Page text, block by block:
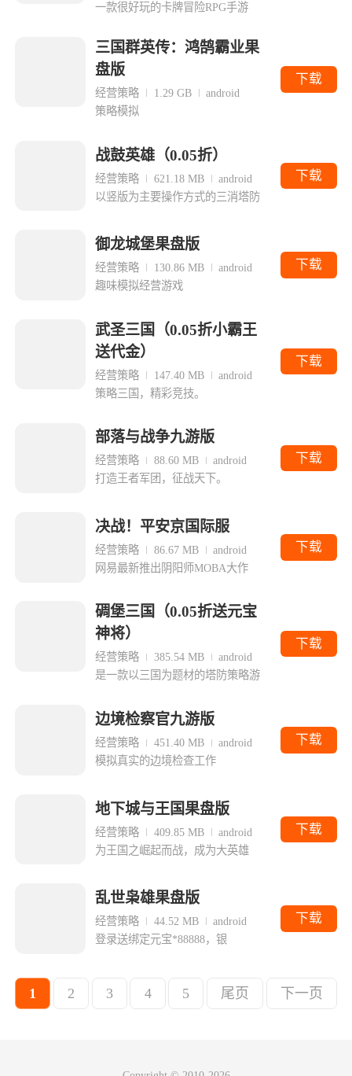
一款很好玩的卡牌冒险RPG手游
三国群英传：鸿鹄霸业果
盘版
经营策略 1.29 GB
android
策略模拟
下载
战鼓英雄（0.05折）
经营策略 621.18 MB
android
以竖版为主要操作方式的三消塔防
下载
御龙城堡果盘版
经营策略 130.86 MB
android
趣味模拟经营游戏
下载
武圣三国（0.05折小霸王
送代金）
经营策略 147.40 MB
android
策略三国，精彩竞技。
下载
部落与战争九游版
经营策略 88.60 MB
android
打造王者军团，征战天下。
下载
决战！平安京国际服
经营策略 86.67 MB
android
网易最新推出阴阳师MOBA大作
下载
碉堡三国（0.05折送元宝
神将）
经营策略 385.54 MB
android
是一款以三国为题材的塔防策略游
下载
边境检察官九游版
经营策略 451.40 MB
android
模拟真实的边境检查工作
下载
地下城与王国果盘版
经营策略 409.85 MB
android
为王国之崛起而战，成为大英雄
下载
乱世枭雄果盘版
经营策略 44.52 MB
android
登录送绑定元宝*88888，银
下载
1 2 3 4 5 尾页 下一页